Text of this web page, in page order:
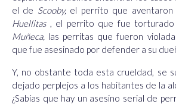
el de Scooby, el perrito que aventaron
Huellitas , el perrito que fue torturado
Muñeca, las perritas que fueron
que fue asesinado por defender a su
Y, no obstante toda esta crueldad, se
dejado perplejos a los habitantes de la
¿Sabías que hay un asesino serial de